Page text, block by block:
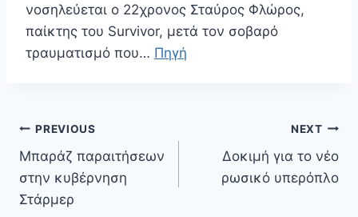
νοσηλεύεται ο 22χρονος Σταύρος Φλώρος,
παίκτης του Survivor, μετά τον σοβαρό
τραυματισμό που… Πηγή
Πλοήγηση
άρθρων
PREVIOUS
Μπαράζ παραιτήσεων
στην κυβέρνηση
Στάρμερ
NEXT
Δοκιμή για το νέο
ρωσικό υπερόπλο